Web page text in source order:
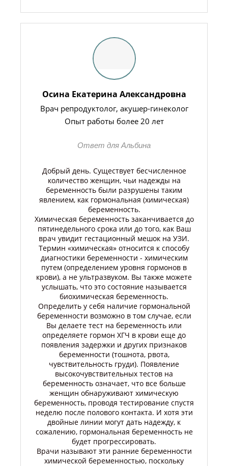
Осина Екатерина Александровна
Врач репродуктолог, акушер-гинеколог
Опыт работы более 20 лет
Ответ для Альбина
Добрый день. Существует бесчисленное
количество женщин, чьи надежды на
беременность были разрушены таким
явлением, как гормональная (химическая)
беременность.
Химическая беременность заканчивается до
пятинедельного срока или до того, как Ваш
врач увидит гестационный мешок на УЗИ.
Термин «химическая» относится к способу
диагностики беременности - химическим
путем (определением уровня гормонов в
крови), а не ультразвуком. Вы также можете
услышать, что это состояние называется
биохимическая беременность.
Определить у себя наличие гормональной
беременности возможно в том случае, если
Вы делаете тест на беременность или
определяете гормон ХГЧ в крови еще до
появления задержки и других признаков
беременности (тошнота, рвота,
чувствительность груди). Появление
высокочувствительных тестов на
беременность означает, что все больше
женщин обнаруживают химическую
беременность, проводя тестирование спустя
неделю после полового контакта. И хотя эти
двойные линии могут дать надежду, к
сожалению, гормональная беременность не
будет прогрессировать.
Врачи называют эти ранние беременности
химической беременностью, поскольку